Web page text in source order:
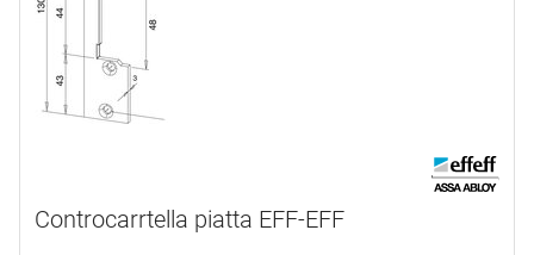
Controcarrtella piatta EFF-EFF